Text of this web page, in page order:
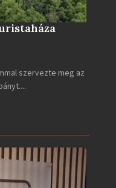
szervezte meg az